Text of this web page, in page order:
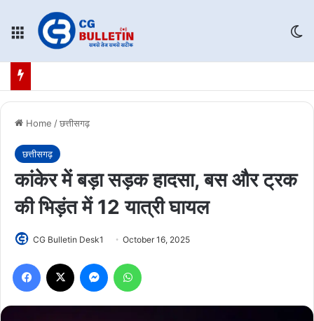
Menu
Home /छत्तीसगढ़
छत्तीसगढ़
कांकेर में बड़ा सड़क हादसा, बस और ट्रक
की भिड़ंत में 12 यात्री घायल
CG Bulletin Desk1 October 16, 2025
Facebook Messenger